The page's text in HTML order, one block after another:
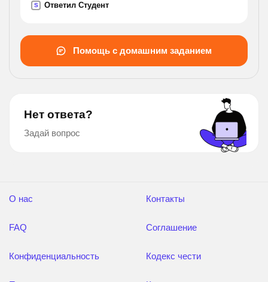
S Ответил Студент
Помощь с домашним заданием
Нет ответа?
Задай вопрос
О нас
FAQ
Конфиденциальность
Контакты
Соглашение
Кодекс чести